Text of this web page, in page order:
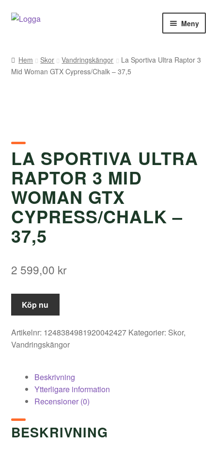
Hoppa
Hoppa
Meny
Kontakt
Varumärken
Väljare
Hem Skor Vandringskängor
La Sportiva Ultra Raptor 3
Mid Woman GTX Cypress/Chalk – 37,5
LA SPORTIVA ULTRA
RAPTOR 3 MID
WOMAN GTX
CYPRESS/CHALK –
37,5
2 599,00 kr
Köp nu
Artikelnr: 1248384981920042427 Kategorier: Skor,
Vandringskängor
Beskrivning
Ytterligare information
Recensioner (0)
BESKRIVNING